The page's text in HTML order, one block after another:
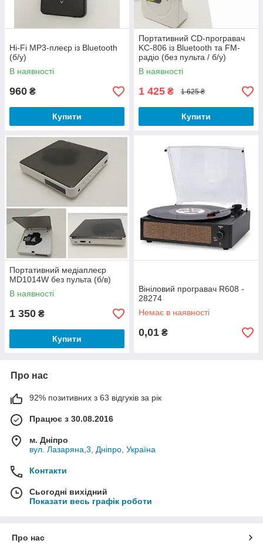
Hi-Fi MP3-плеєр із Bluetooth
(б/у)
В наявності
960 ₴
Купити
Портативний CD-програвач
KC-806 із Bluetooth та FM-
радіо (без пульта / б/у)
В наявності
1 425 ₴ 1 625 ₴
Купити
Портативний медіаплеєр
MD1014W без пульта (б/в)
В наявності
1 350 ₴
Купити
Вініловий програвач R608 -
28274
Немає в наявності
0,01 ₴
Про нас
92% позитивних з 63 відгуків за рік
Працює з 30.08.2016
м. Дніпро
вул. Лазаряна,3, Дніпро, Україна
Контакти
Сьогодні вихідний
Показати весь графік роботи
Про нас